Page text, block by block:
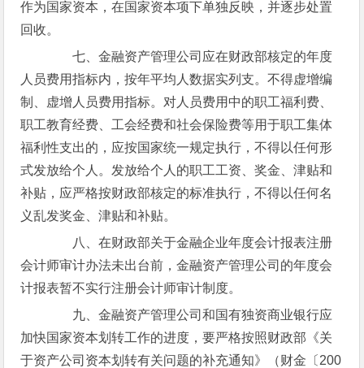
作为国家资本，在国家资本项下单独反映，并逐步处置
回收。
七、金融资产管理公司应在财政部核定的年度
人员费用指标内，按年平均人数据实列支。不得虚增编
制、虚增人员费用指标。对人员费用中的职工福利费、
职工教育经费、工会经费和社会保险费等用于职工集体
福利性支出的，应按国家统一规定执行，不得以任何形
式发放给个人。发放给个人的职工工资、奖金、津贴和
补贴，应严格按财政部核定的标准执行，不得以任何名
义乱发奖金、津贴和补贴。
八、在财政部关于金融企业年度会计报表注册
会计师审计办法未出台前，金融资产管理公司的年度会
计报表暂不实行注册会计师审计制度。
九、金融资产管理公司和国有独资商业银行应
加快国家资本划转工作的进度，要严格按照财政部《关
于资产公司资本划转有关问题的补充通知》（财金〔200